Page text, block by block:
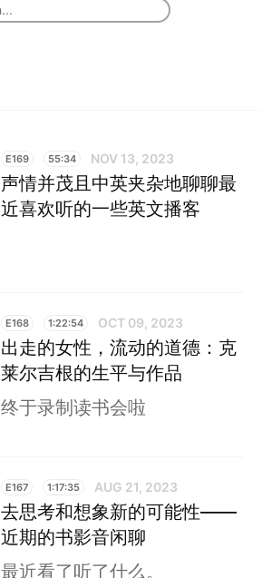
E169 55:34 NOV 13, 2023
声情并茂且中英夹杂地聊聊最
近喜欢听的一些英文播客
E168 1:22:54 OCT 09, 2023
出走的女性，流动的道德：克
莱尔吉根的生平与作品
终于录制读书会啦
E167 1:17:35 AUG 21, 2023
去思考和想象新的可能性——
近期的书影音闲聊
最近看了听了什么。